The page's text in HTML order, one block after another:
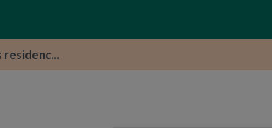
residenc...